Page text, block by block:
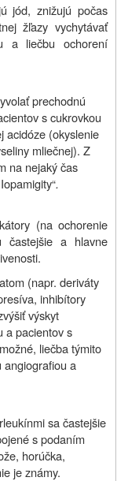
jód, znižujú počas
žľazy vychytávať
a liečbu ochorení
prechodnú
s cukrovkou
acidóze (okyslenie
mliečnej). Z
na nejaký čas
.
(na ochorenie
a hlavne
(napr. deriváty
inhibítory
výskyt
a pacientov s
liečba týmito
angiografiou a
sa častejšie
s podaním
horúčka,
je známy.